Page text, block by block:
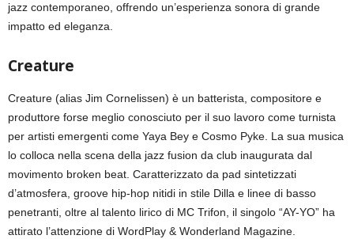
jazz contemporaneo, offrendo un’esperienza sonora di grande
impatto ed eleganza.
Creature
Creature (alias Jim Cornelissen) è un batterista, compositore e
produttore forse meglio conosciuto per il suo lavoro come turnista
per artisti emergenti come Yaya Bey e Cosmo Pyke. La sua musica
lo colloca nella scena della jazz fusion da club inaugurata dal
movimento broken beat. Caratterizzato da pad sintetizzati
d’atmosfera, groove hip-hop nitidi in stile Dilla e linee di basso
penetranti, oltre al talento lirico di MC Trifon, il singolo “AY-YO” ha
attirato l’attenzione di WordPlay & Wonderland Magazine.